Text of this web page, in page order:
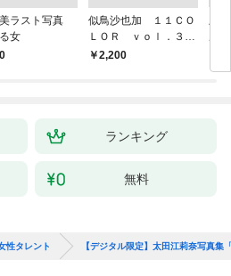
ラスト写真
女
似鳥沙也加 １１ＣＯ
ＬＯＲ ｖｏｌ．３
ＦＲＩＤＡＹデジタル
￥2,200
上
ランキング
無料
性タレント 【デジタル限定】太田江莉奈写真集